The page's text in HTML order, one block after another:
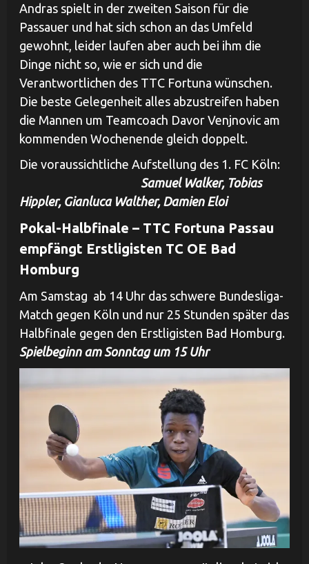
Andras spielt in der zweiten Saison für die
Passauer und hat sich schon an das Umfeld
gewohnt, leider laufen aber auch bei ihm die
Dinge nicht so, wie er sich und die
Verantwortlichen des TTC Fortuna wünschen.
Die beste Gelegenheit alles abzustreifen haben
die Mannen um Teamcoach Davor Venjnovic am
kommenden Wochenende gleich doppelt.
Die voraussichtliche Aufstellung des 1. FC Köln:
Samuel Walker, Tobias
Hippler, Gianluca Walther, Damien Eloi
Pokal-Halbfinale – TTC Fortuna Passau
empfängt Erstligisten TC OE Bad
Homburg
Am Samstag ab 14 Uhr das schwere Bundesliga-
Match gegen Köln und nur 25 Stunden später das
Halbfinale gegen den Erstligisten Bad Homburg.
Spielbeginn am Sonntag um 15 Uhr